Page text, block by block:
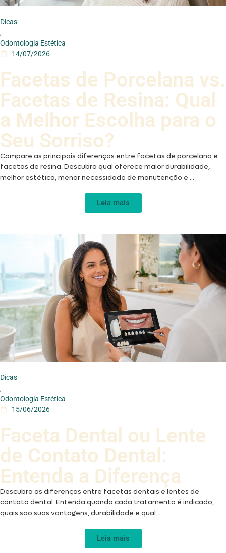
Dicas
,
Odontologia Estética
14/07/2026
Facetas de Porcelana vs.
Facetas de Resina: Qual
a Melhor Escolha para o
Seu Sorriso?
Compare as principais diferenças entre facetas de porcelana e
facetas de resina. Descubra qual oferece maior durabilidade,
melhor estética, menor necessidade de manutenção e ...
Leia mais
Dicas
,
Odontologia Estética
15/06/2026
Faceta Dental ou Lente
de Contato Dental:
Entenda a Diferença
Descubra as diferenças entre facetas dentais e lentes de
contato dental. Entenda quando cada tratamento é indicado,
quais são suas vantagens, durabilidade e qual ...
Leia mais